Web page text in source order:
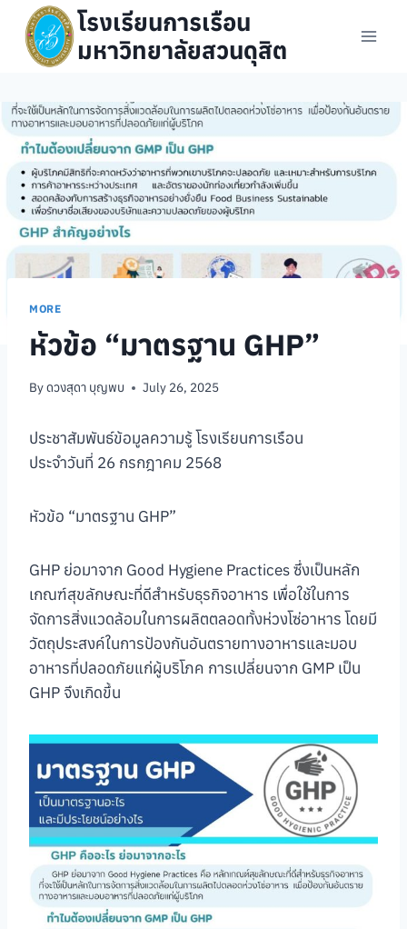
content
โรงเรียนการเรือน
มหาวิทยาลัยสวนดุสิต
MORE
หัวข้อ “มาตรฐาน GHP”
Byดวงสุดา บุญพบ July 26, 2025
ประชาสัมพันธ์ข้อมูลความรู้ โรงเรียนการเรือน
ประจำวันที่ 26 กรกฎาคม 2568
หัวข้อ “มาตรฐาน GHP”
GHP ย่อมาจาก Good Hygiene Practices ซึ่งเป็นหลัก
เกณฑ์สุขลักษณะที่ดีสำหรับธุรกิจอาหาร เพื่อใช้ในการ
จัดการสิ่งแวดล้อมในการผลิตตลอดทั้งห่วงโซ่อาหาร โดยมี
วัตถุประสงค์ในการป้องกันอันตรายทางอาหารและมอบ
อาหารที่ปลอดภัยแก่ผู้บริโภค การเปลี่ยนจาก GMP เป็น
GHP จึงเกิดขึ้น